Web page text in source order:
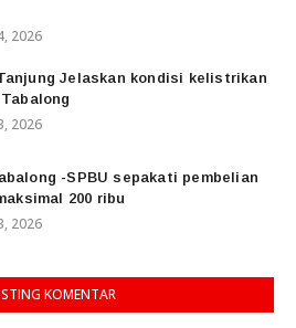
2026
Jelaskan kondisi kelistrikan
2026
-SPBU sepakati pembelian
200 ribu
2026
KOMENTAR